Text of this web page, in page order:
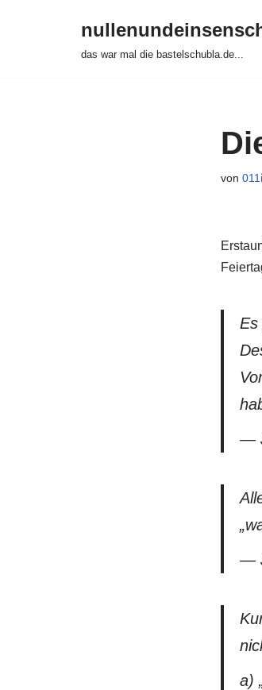
das war mal die bastelschubla.de...
von 011i
—
—
a)